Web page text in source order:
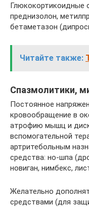
Глюкокортикоидные
преднизолон,
бетаметазон
Читайте также:
Спазмолитики,
Постоянное
кровообращение в
атрофию мышц и
вспомогательной
артритебольным
средства: но-шпа
новиган, нимбекс,
Желательно
средствами (для